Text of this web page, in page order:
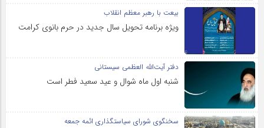
بیعت با رهبر معظم انقلاب
ویژه برنامه تحویل سال جدید در حرم بانوی کرامت
دفتر آیت‌الله العظمی سیستانی
شنبه اول ماه شوال و عید سعید فطر است
سخنگوی شورای سیاستگذاری ائمه جمعه